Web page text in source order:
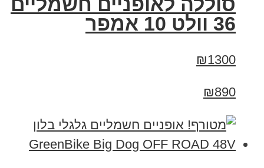
סוללה לאופניים חשמליים
36 וולט 10 אמפר
₪1300
₪890